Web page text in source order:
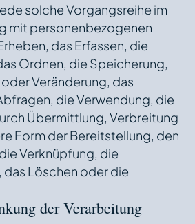
solche Vorgangsreihe im
mit personenbezogenen
das Erfassen, die
Ordnen, die Speicherung,
Veränderung, das
die Verwendung, die
Übermittlung, Verbreitung
Form der Bereitstellung, den
Verknüpfung, die
das Löschen oder die
der Verarbeitung